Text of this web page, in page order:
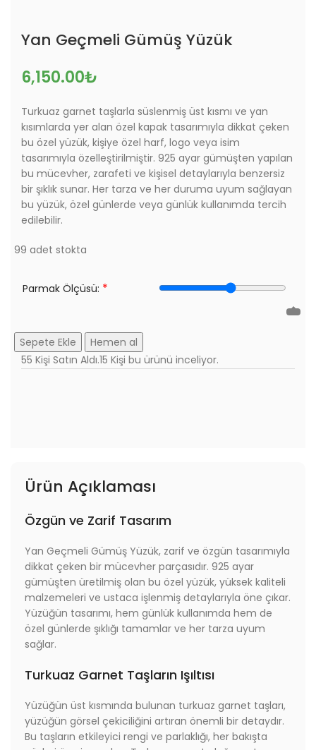
Yan Geçmeli Gümüş Yüzük
6,150.00₺
Turkuaz garnet taşlarla süslenmiş üst kısmı ve yan
kısımlarda yer alan özel kapak tasarımıyla dikkat çeken
bu özel yüzük, kişiye özel harf, logo veya isim
tasarımıyla özelleştirilmiştir. 925 ayar gümüşten yapılan
bu mücevher, zarafeti ve kişisel detaylarıyla benzersiz
bir şıklık sunar. Her tarza ve her duruma uyum sağlayan
bu yüzük, özel günlerde veya günlük kullanımda tercih
edilebilir.
99 adet stokta
Parmak Ölçüsü: *
Sepete Ekle
Hemen al
55 Kişi Satın Aldı.15 Kişi bu ürünü inceliyor.
Ürün Açıklaması
Özgün ve Zarif Tasarım
Yan Geçmeli Gümüş Yüzük, zarif ve özgün tasarımıyla
dikkat çeken bir mücevher parçasıdır. 925 ayar
gümüşten üretilmiş olan bu özel yüzük, yüksek kaliteli
malzemeleri ve ustaca işlenmiş detaylarıyla öne çıkar.
Yüzüğün tasarımı, hem günlük kullanımda hem de
özel günlerde şıklığı tamamlar ve her tarza uyum
sağlar.
Turkuaz Garnet Taşların Işıltısı
Yüzüğün üst kısmında bulunan turkuaz garnet taşları,
yüzüğün görsel çekiciliğini artıran önemli bir detaydır.
Bu taşların etkileyici rengi ve parlaklığı, her bakışta